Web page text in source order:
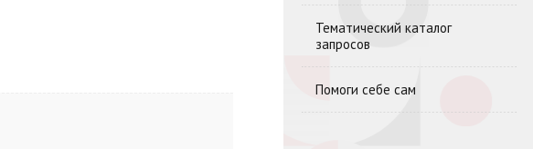
Тематический каталог
запросов
Помоги себе сам